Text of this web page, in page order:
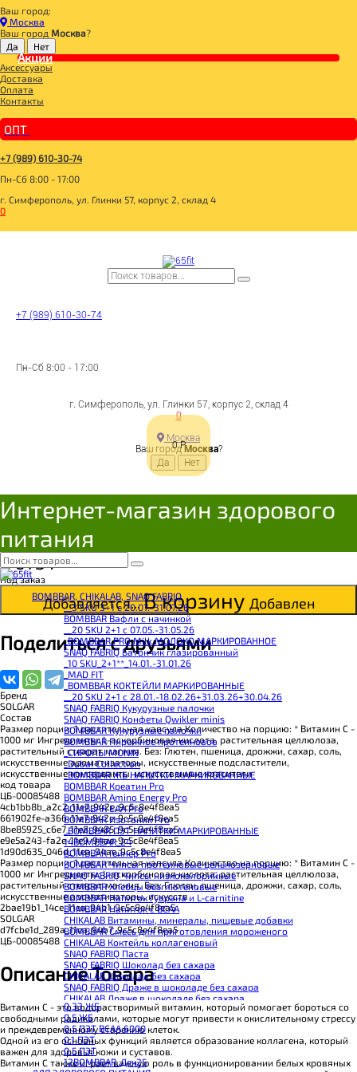
Ваш город:
Москва
Ваш город Москва?
Акции
Аксессуары
Доставка
Оплата
Контакты
ОПТ
+7 (989) 610-30-74
Пн-Сб 8:00 - 17:00
г. Симферополь, ул. Глинки 57, корпус 2, склад 4
0
+7 (989) 610-30-74
Пн-Сб 8:00 - 17:00
г. Симферополь, ул. Глинки 57, корпус 2, склад 4
0
0Р
Москва
Ваш городМосква?
Интернет-магазин здорового
питания
BOMBBAR, CHIKALAB, SNAQ FABRIQ
__3 SKU 3+1 с 20.07.-31.07.26
BOMBBAR Вафли с начинкой
__20 SKU 2+1 с 07.05.-31.05.26
_BOMBBAR PRO Milk МОЛОКО МАРКИРОВАННОЕ
SNAQ FABRIQ Батончик глазированный
_10 SKU_2+1**_14.01.-31.01.26
_MAD FIT
_BOMBBAR КОКТЕЙЛИ МАРКИРОВАННЫЕ
__20 SKU 2+1 с 28.01.-18.02.26+31.03.26+30.04.26
SNAQ FABRIQ Кукурузные палочки
SNAQ FABRIQ Конфеты Qwikler minis
BOMBBAR Кукурузные палочки
BOMBBAR Пирожное протеиновое
_CИРОПЫ MONIN
_Dubai Collection
_BOMBBAR ЖБ НАПИТКИ МАРКИРОВАННЫЕ
BOMBBAR Креатин Pro
BOMBBAR Amino Energy Pro
BOMBBAR EAA Pro
BOMBBAR Изотоник Pro
_BOMBBAR ПЭТ НАПИТКИ МАРКИРОВАННЫЕ
14BOMBBAR_24
BOMBBAR Гейнер Pro
BOMBBAR Чипсы протеиновые цельнозерновые
SNAQ FABRIQ Чипсы низкокалорийные
BOMBBAR Хлебцы безглютеновые
BOMBBAR Напиток Гуарана и L-carnitine
BOMBBAR Напиток с BCAA
CHIKALAB Витамины, минералы, пищевые добавки
BOMBBAR Смесь для приготовления мороженого
CHIKALAB Коктейль коллагеновый
SNAQ FABRIQ Паста
SNAQ FABRIQ Шоколад без сахара
CHIKALAB Шоколад без сахара
SNAQ FABRIQ Драже в шоколаде без сахара
CHIKALAB Драже в шоколаде без сахара
BOMBBAR Каша овсяная с белком
BOMBBAR Джем низкокалорийный
BOMBBAR Сахарозаменитель
BOMBBAR Паста
CHIKALAB Паста
CHIKALAB Смеси для выпечки
0.33 ЖБ
0.5 ЖБ
0.5 ПЭТ ВСАА 6000
0.1 ПЭТ
0.5 ПЭТ
12BOMBBAR_Дек25
Главная
СПОРТИВНОЕ ПИТАНИЕ
ВИТАМИНЫ И МИНЕРАЛЫ
ВИТАМИН C
#SOLGAR Vitamin C 1000 mg 100 Capsules
#SOLGAR Vitamin C 1000
mg 100 Capsules
Цена:
2 075Р
Под заказ
Добавляется...В корзину Добавлен
Поделиться с друзьями
Бренд
SOLGAR
Состав
Размер порции: 1 растительная капсула Количество на порцию: * Витамин С -
1000 мг Ингредиенты: L-аскорбиновая кислота, растительная целлюлоза,
растительный стеарат магния. Без: Глютен, пшеница, дрожжи, сахар, соль,
искусственные ароматизаторы, искусственные подсластители,
искусственные консерванты, искусственные красители
код товара
ЦБ-00085488
4cb1bb8b_a2c2_11e7_942e_9c5c8e4f8ea5
661902fe-a366-11e7-942e-9c5c8e4f8ea5
8be85925_c6e7_11e8_9485_9c5c8e4f8ea5
e9e5a243-fa2e-11e9-94ae-9c5c8e4f8ea5
1d90d635_046d_11ea_94ae_9c5c8e4f8ea5
Размер порции: 1 растительная капсула Количество на порцию: * Витамин С -
1000 мг Ингредиенты: L-аскорбиновая кислота, растительная целлюлоза,
растительный стеарат магния. Без: Глютен, пшеница, дрожжи, сахар, соль,
искусственные ароматизаторы, искусств
2bae19b1_14ce_11ea_94b1_9c5c8e4f8ea5
SOLGAR
d7fcbe1d_289a_11ea_94b7_9c5c8e4f8ea5
ЦБ-00085488
Описание Товара
Витамин C - это водорастворимый витамин, который помогает бороться со
свободными радикалами, которые могут привести к окислительному стрессу
и преждевременному старению клеток.
Одной из его основных функций является образование коллагена, который
важен для здоровья кожи и суставов.
Витамин C также играет важную роль в функционировании белых кровяных